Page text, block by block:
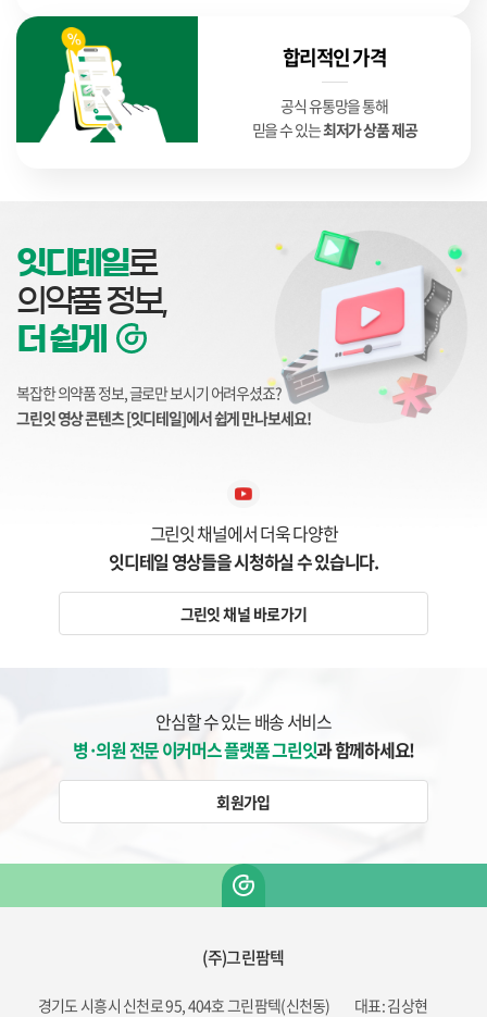
합리적인 가격
공식 유통망을 통해
믿을 수 있는최저가 상품 제공
잇디테일로
의약품 정보,
더 쉽게
복잡한 의약품 정보, 글로만 보시기 어려우셨죠?
그린잇 영상 콘텐츠 [잇디테일]에서 쉽게 만나보세요!
그린잇 채널에서 더욱 다양한
잇디테일 영상들을 시청하실 수 있습니다.
그린잇 채널 바로가기
안심할 수 있는 배송 서비스
병·의원 전문 이커머스 플랫폼 그린잇과 함께하세요!
회원가입
(주)그린팜텍
경기도 시흥시 신천로 95, 404호 그린팜텍(신천동) 대표: 김상현